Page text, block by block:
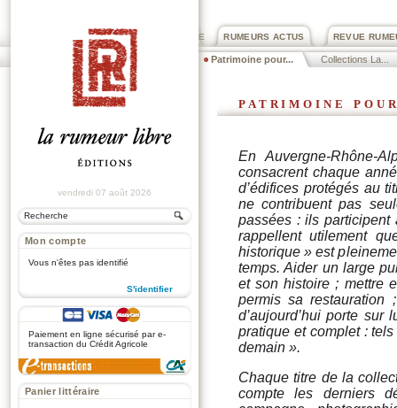
REVUE
RUMEURS ACTUS
PRIX ROGER DEXTRE
Patrimoine pour... Collections La...
vendredi 07 août 2026
Mon compte
Vous n'êtes pas identifié
S'identifier
Paiement en ligne sécurisé par e-
transaction du Crédit Agricole
Panier littéraire
patrimoine
En Auvergne-Rhône-
consacrent chaque
d’édifices protégés au
ne contribuent pas
passées : ils
rappellent utilement
historique » est
temps. Aider un large
et son histoire ; mettre
permis sa restauration
d’aujourd’hui porte
pratique et complet :
demain ».
Chaque titre de la
compte les derniers